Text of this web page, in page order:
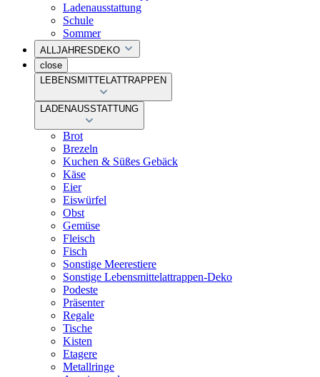
Ladenausstattung
Schule
Sommer
ALLJAHRESDEKO
close
LEBENSMITTELATTRAPPEN
LADENAUSSTATTUNG
Brot
Brezeln
Kuchen & Süßes Gebäck
Käse
Eier
Eiswürfel
Obst
Gemüse
Fleisch
Fisch
Sonstige Meerestiere
Sonstige Lebensmittelattrappen-Deko
Podeste
Präsenter
Regale
Tische
Kisten
Etagere
Metallringe